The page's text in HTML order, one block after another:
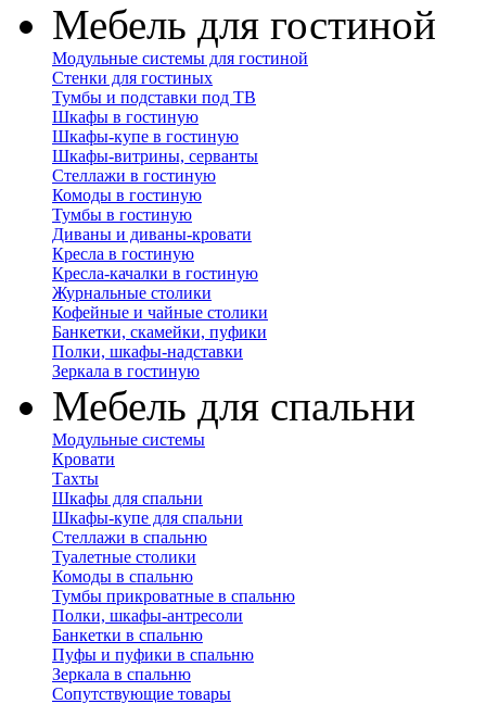
Мебель для гостиной
Модульные системы для гостиной
Стенки для гостиных
Тумбы и подставки под ТВ
Шкафы в гостиную
Шкафы-купе в гостиную
Шкафы-витрины, серванты
Стеллажи в гостиную
Комоды в гостиную
Тумбы в гостиную
Диваны и диваны-кровати
Кресла в гостиную
Кресла-качалки в гостиную
Журнальные столики
Кофейные и чайные столики
Банкетки, скамейки, пуфики
Полки, шкафы-надставки
Зеркала в гостиную
Мебель для спальни
Модульные системы
Кровати
Тахты
Шкафы для спальни
Шкафы-купе для спальни
Стеллажи в спальню
Туалетные столики
Комоды в спальню
Тумбы прикроватные в спальню
Полки, шкафы-антресоли
Банкетки в спальню
Пуфы и пуфики в спальню
Зеркала в спальню
Сопутствующие товары